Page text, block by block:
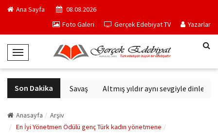
Ana Sayfa
08.08.2026
Foto Galeri
Gerçek Edebiyat TV Yazarlar
T
o
g
g
e
N
Son Dakika
Altıncı Nesil Savaş Altmış yıldır aynı sevgiyle
Anasayfa
Arşiv
En İyi Yönetmen Ödülü genç Türk kadın yönetmene